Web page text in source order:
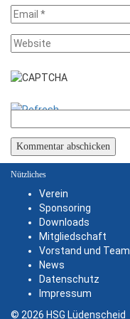
Nützliches
Verein
Sponsoring
Downloads
Mitgliedschaft
Vorstand und Team
News
Datenschutz
Impressum
© 2026 HSG Lüdenscheid